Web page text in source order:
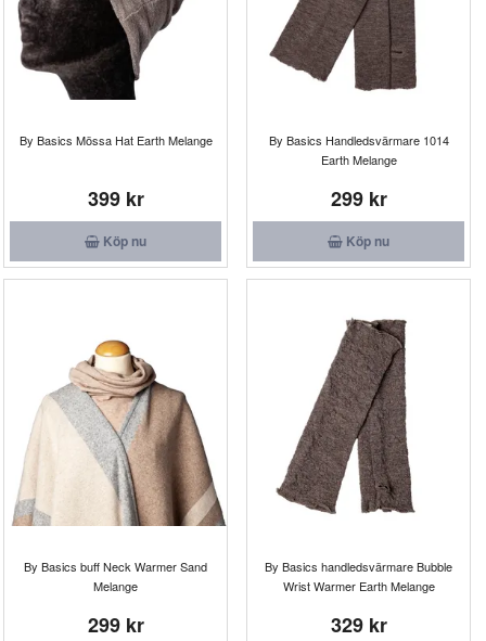
By Basics Mössa Hat Earth Melange
399 kr
Köp nu
By Basics Handledsvärmare 1014
Earth Melange
299 kr
Köp nu
By Basics buff Neck Warmer Sand
Melange
299 kr
By Basics handledsvärmare Bubble
Wrist Warmer Earth Melange
329 kr